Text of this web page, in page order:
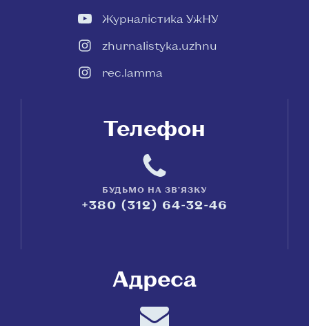
Журналістика УжНУ
zhurnalistyka.uzhnu
rec.lamma
Телефон
БУДЬМО НА ЗВ'ЯЗКУ
+380 (312) 64-32-46
Адреса